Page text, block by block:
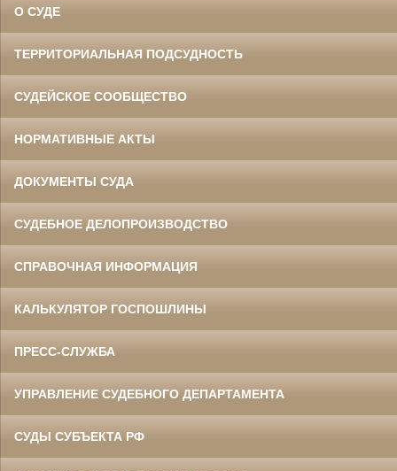
О СУДЕ
ТЕРРИТОРИАЛЬНАЯ ПОДСУДНОСТЬ
СУДЕЙСКОЕ СООБЩЕСТВО
НОРМАТИВНЫЕ АКТЫ
ДОКУМЕНТЫ СУДА
СУДЕБНОЕ ДЕЛОПРОИЗВОДСТВО
СПРАВОЧНАЯ ИНФОРМАЦИЯ
КАЛЬКУЛЯТОР ГОСПОШЛИНЫ
ПРЕСС-СЛУЖБА
УПРАВЛЕНИЕ СУДЕБНОГО ДЕПАРТАМЕНТА
СУДЫ СУБЪЕКТА РФ